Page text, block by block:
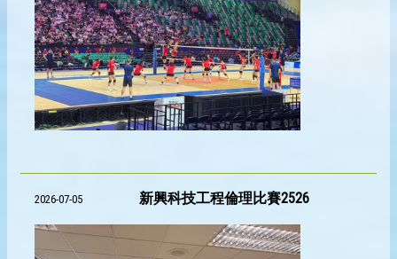
2026-07-05 新興科技工程倫理比賽2526